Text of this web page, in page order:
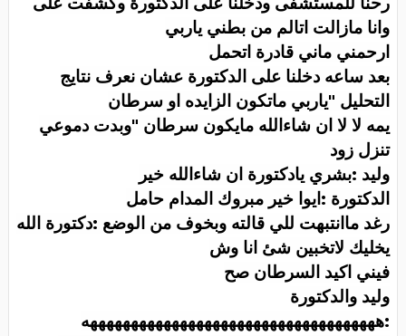
وانا مازالت اتالم من بطني ياربي
ارحمني ماني قادرة اتحمل
بعد ساعه دخلنا على الدكتورة عشان نعرف نتايج
التحليل "ياربي ماتكون الزايده او سرطان
يمه لا لا ان شاءالله مايكون سرطان "وبدت دموعي
تنزل زود
وليد :بشري يادكتورة ان شاءالله خير
الدكتورة :ايوا خير مبروك المدام حامل
رغد ماانتبهت للي قالته وبخوف من الوضع :دكتورة الله
يخليك لاتخبين شئ انا وش
فيني اكيد السرطان صح
وليد والدكتورة
:ههههههههههههههههههههههههههههههههههههه